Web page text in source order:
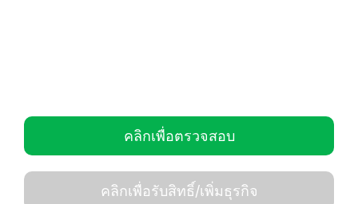
คลิกเพื่อตรวจสอบ
คลิกเพื่อรับสิทธิ์/เพิ่มธุรกิจ